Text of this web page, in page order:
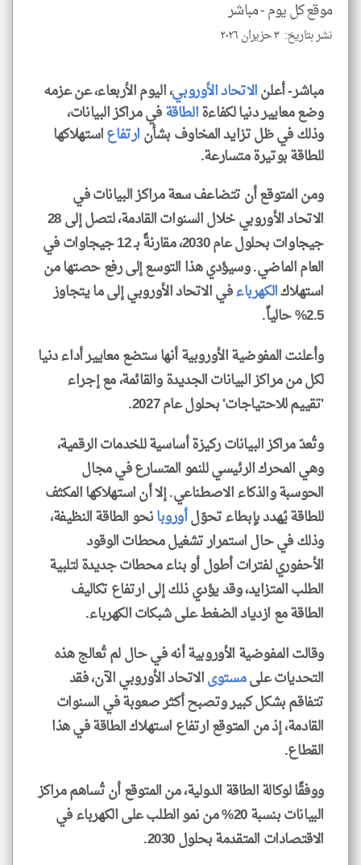
موقع كل يوم -مباشر
نشر بتاريخ: ٣ حزيران ٢٠٢٦
مباشر- أعلنالاتحاد الأوروبي، اليوم الأربعاء، عن عزمه
وضع معايير دنيا لكفاءةالطاقةفي مراكز البيانات،
وذلك في ظل تزايد المخاوف بشأنارتفاعاستهلاكها
للطاقة بوتيرة متسارعة.
ومن المتوقع أن تتضاعف سعة مراكز البيانات في
الاتحاد الأوروبي خلال السنوات القادمة، لتصل إلى 28
جيجاوات بحلول عام 2030، مقارنةً بـ 12 جيجاوات في
العام الماضي. وسيؤدي هذا التوسع إلى رفع حصتها من
استهلاكالكهرباءفي الاتحاد الأوروبي إلى ما يتجاوز
2.5% حالياً.
وأعلنت المفوضية الأوروبية أنها ستضع معايير أداء دنيا
لكل من مراكز البيانات الجديدة والقائمة، مع إجراء
'تقييم للاحتياجات' بحلول عام 2027.
وتُعدّ مراكز البيانات ركيزة أساسية للخدمات الرقمية،
وهي المحرك الرئيسي للنمو المتسارع في مجال
الحوسبة والذكاء الاصطناعي. إلا أن استهلاكها المكثف
للطاقة يُهدد بإبطاء تحوّلأوروبانحو الطاقة النظيفة،
وذلك في حال استمرار تشغيل محطات الوقود
الأحفوري لفترات أطول أو بناء محطات جديدة لتلبية
الطلب المتزايد، وقد يؤدي ذلك إلى ارتفاع تكاليف
الطاقة مع ازدياد الضغط على شبكات الكهرباء.
وقالت المفوضية الأوروبية أنه في حال لم تُعالج هذه
التحديات علىمستوىالاتحاد الأوروبي الآن، فقد
تتفاقم بشكل كبير وتصبح أكثر صعوبة في السنوات
القادمة، إذ من المتوقع ارتفاع استهلاك الطاقة في هذا
القطاع.
ووفقًا لوكالة الطاقة الدولية، من المتوقع أن تُساهم مراكز
البيانات بنسبة 20% من نمو الطلب على الكهرباء في
الاقتصادات المتقدمة بحلول 2030.
klyoum.com